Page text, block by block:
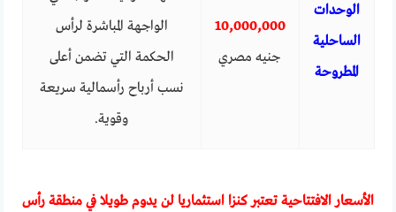
الوحدات
الساحلية
المطروحة
10,000,000
جنيه مصري
الواجهة المباشرة لرأس
الحكمة التي تضمن أعلى
نسب أرباح رأسمالية سريعة
وقوية.
الأسعار الافتتاحية تعتبر كنزا استثماريا لن يدوم طويلا في منطقة رأس